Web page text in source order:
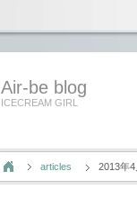
Air-be blog
ICECREAM GIRL
articles 2013年